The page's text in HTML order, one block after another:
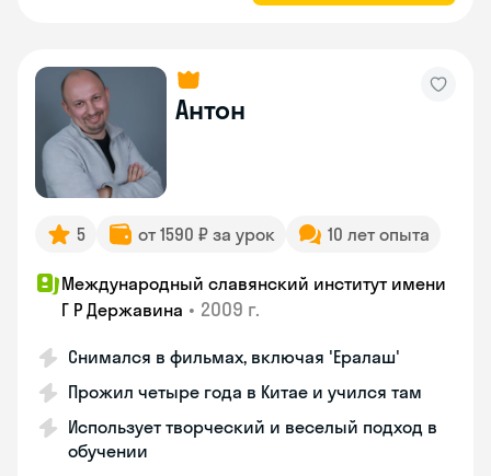
Антон
5 от 1590 ₽ за урок 10 лет опыта
Международный славянский институт имени
Г Р Державина • 2009 г.
Снимался в фильмах, включая 'Ералаш'
Прожил четыре года в Китае и учился там
Использует творческий и веселый подход в
обучении